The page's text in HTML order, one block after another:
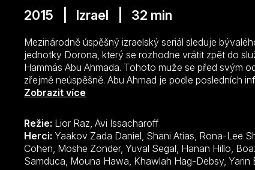
2015 | Izrael | 32 min
Mezinárodně úspěšný izraelský seriál sleduje
jednotky Dorona, který se rozhodne vrátit zpět do
Hammás Abu Ahmada. Tohoto muže se před svým
zřejmě neúspěšně. Abu Ahmad je podle posledních
zřejmě rozsáhlou teroristickou operaci.
Zobrazit více
Režie: Lior Raz, Avi Issacharoff
Herci: